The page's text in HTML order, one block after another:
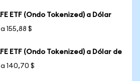
ETF (Ondo Tokenized) a Dólar
155,88 $
ETF (Ondo Tokenized) a Dólar de
140,70 $